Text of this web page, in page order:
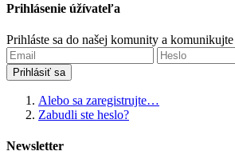
Prihlásenie úžívateľa
Prihláste sa do našej komunity a
Alebo sa zaregistrujte…
Zabudli ste heslo?
Newsletter